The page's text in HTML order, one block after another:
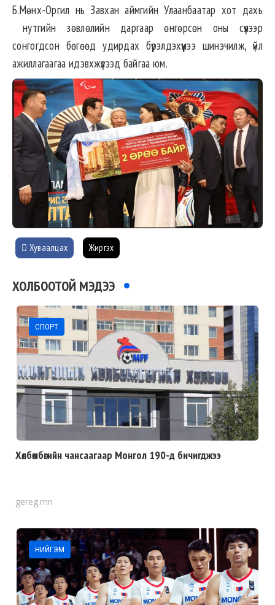
Б.Мөнх-Оргил нь Завхан аймгийн Улаанбаатар хот дахь
нутгийн зөвлөлийн даргаар өнгөрсөн оны сүүлээр
сонгогдсон бөгөөд удирдах бүрэлдэхүүнээ шинэчилж, үйл
ажиллагаагаа идэвхжүүлээд байгаа юм.
Хуваалцах Жиргэх
ХОЛБООТОЙ МЭДЭЭ
СПОРТ
Хөлбөмбөгийн чансаагаар Монгол 190-д бичигджээ
gereg.mn
НИЙГЭМ